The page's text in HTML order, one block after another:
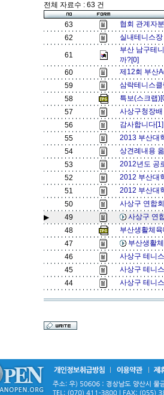
전체 자료수 : 63 건
63 협회 관계자
62
실내테니스
61
부산 남구테
까?[0]
60 제12회 부산
59
삼락테니스클
58
특보(스크랩
57
사상구청장
56
감사합니다[1]
55
2013 부산대
54
상견례내용
53
2012년도 공
52
2012 부산대
51
2012 부산대
50
사상구 연합
▶
49 사상구 연
48
부산생활체
47
부산생활
46
사상구 테니
45
사상구 테니
44
사상구 테니